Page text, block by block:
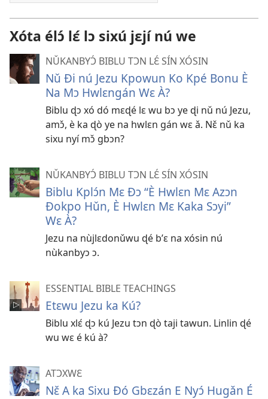
Xóta élɔ́ lɛ́ lɔ sixú jɛjí nú we
NǓKANBYƆ́ BIBLU TƆN LƐ́ SÍN XÓSIN
Nǔ Ði nú Jezu Kpowun Ko Kpé Bonu È
Na Mɔ Hwlɛngán Wɛ À?
Biblu ɖɔ xó dó mɛɖé lɛ wu bɔ ye ɖi nǔ nú Jezu,
amɔ̌, è ka ɖò ye na hwlɛn gán wɛ ǎ. Nɛ̌ nǔ ka
sixu nyí mɔ̌ gbɔn?
NǓKANBYƆ́ BIBLU TƆN LƐ́ SÍN XÓSIN
Biblu Kplɔ́n Mɛ Ðɔ “È Hwlɛn Mɛ Azɔn
Ðokpo Hǔn, È Hwlɛn Mɛ Kaka Sɔyi”
Wɛ À?
Jezu na nùjlɛdonǔwu ɖé b’ɛ na xósin nú
nùkanbyɔ ɔ.
ESSENTIAL BIBLE TEACHINGS
Etɛwu Jezu ka Kú?
Biblu xlɛ́ ɖɔ kú Jezu tɔn ɖò taji tawun. Linlin ɖé
wu wɛ é kú à?
ATƆXWƐ
Nɛ̌ A ka Sixu Ðó Gbɛzán E Nyɔ́ Hugǎn É